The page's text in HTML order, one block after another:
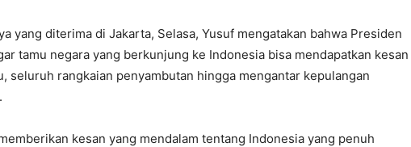
yang diterima di Jakarta, Selasa, Yusuf mengatakan bahwa Presiden
tamu negara yang berkunjung ke Indonesia bisa mendapatkan kesan
seluruh rangkaian penyambutan hingga mengantar kepulangan
kesan yang mendalam tentang Indonesia yang penuh